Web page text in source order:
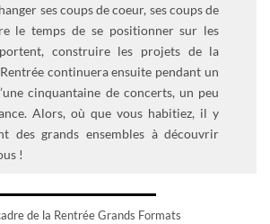
ses coups de coeur, ses coups de
le temps de se positionner sur les
construire les projets de la
continuera ensuite pendant un
cinquantaine de concerts, un peu
Alors, où que vous habitiez, il y
des grands ensembles à découvrir
!
de la Rentrée Grands Formats